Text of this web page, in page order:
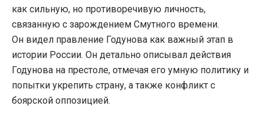
как сильную, но противоречивую личность,
связанную с зарождением Смутного времени.
Он видел правление Годунова как важный этап в
истории России. Он детально описывал действия
Годунова на престоле, отмечая его умную политику и
попытки укрепить страну, а также конфликт с
боярской оппозицией.